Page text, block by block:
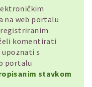
na web portalu
registriranim
komentirati
upoznati s
portalu
stavkom